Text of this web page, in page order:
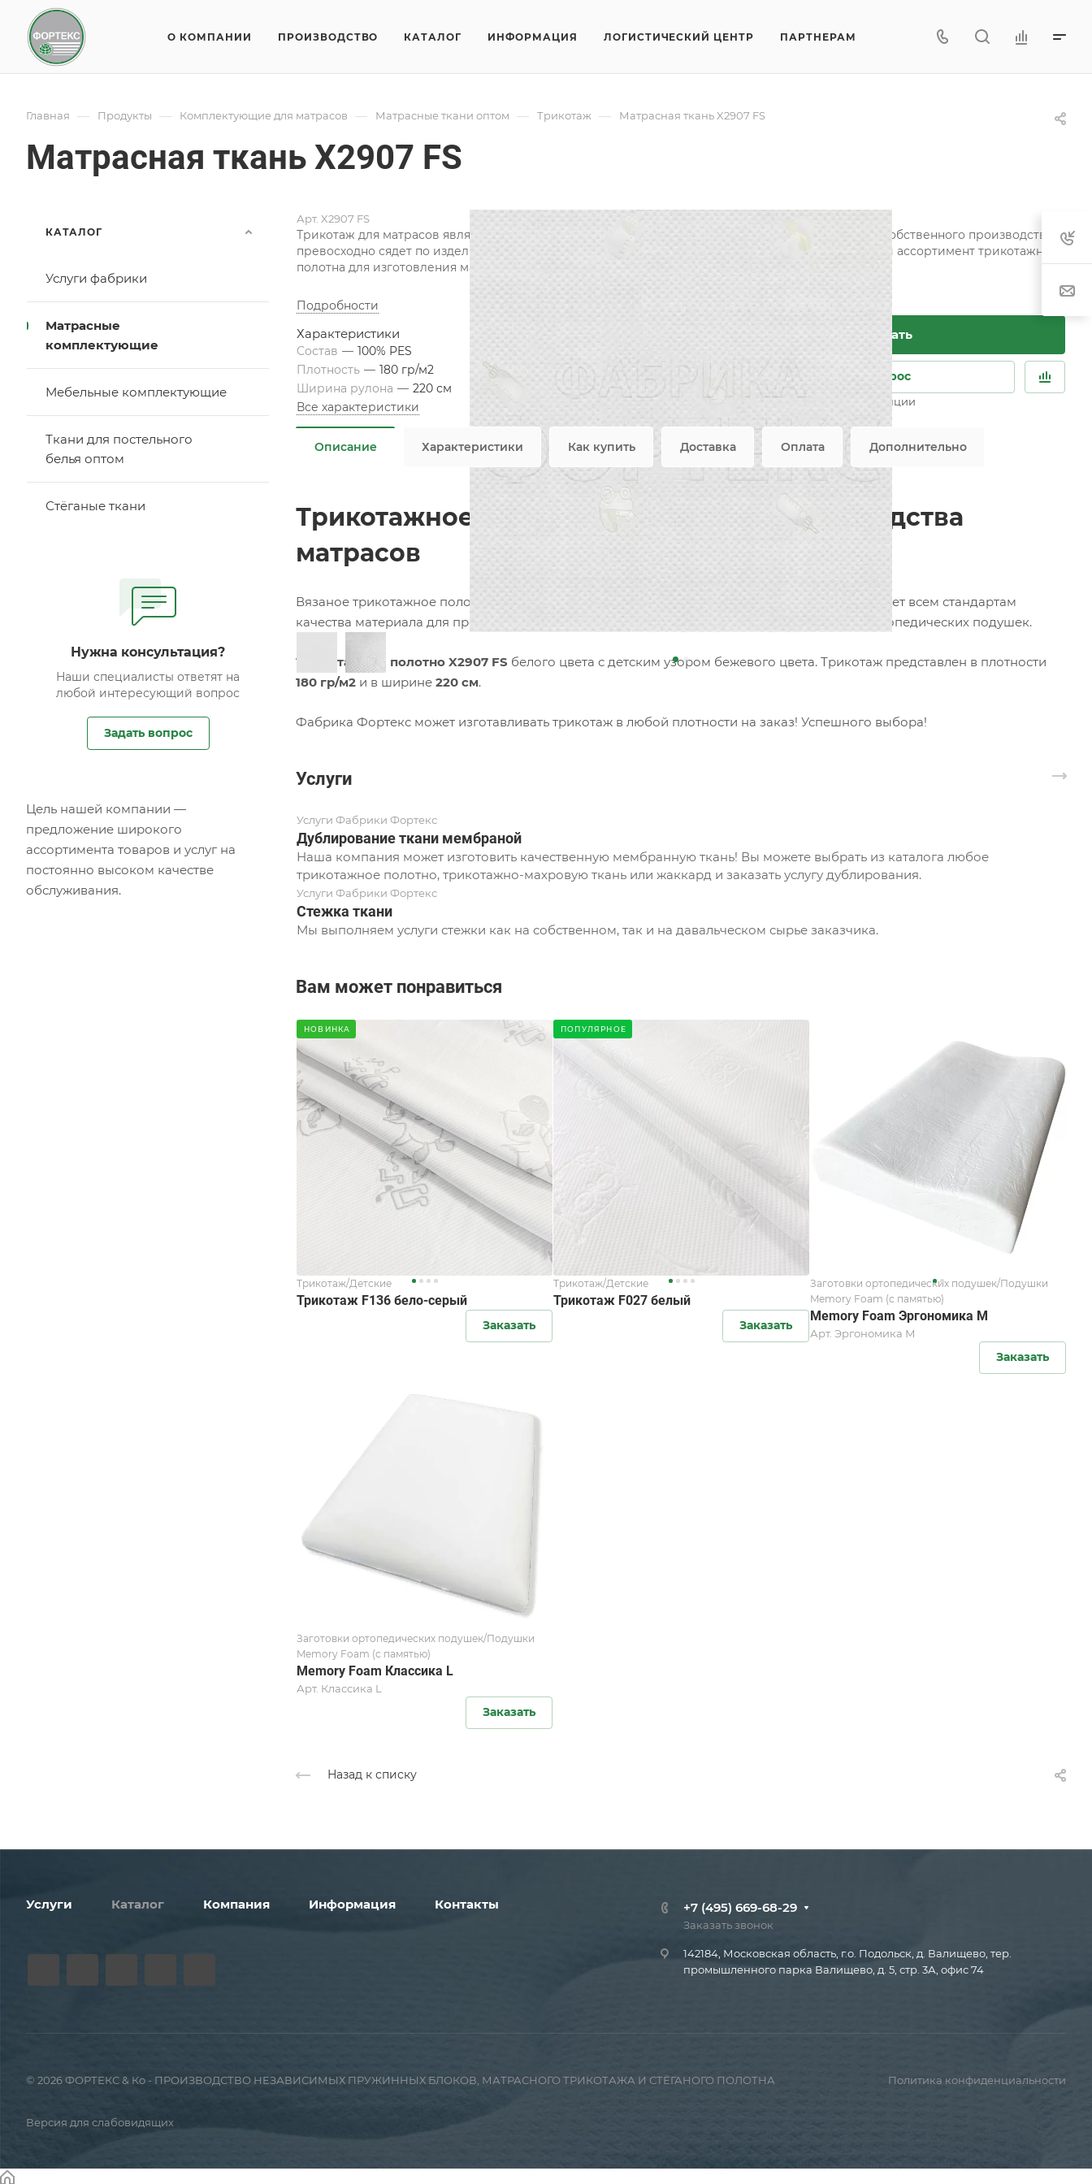
О КОМПАНИИ ПРОИЗВОДСТВО КАТАЛОГ ИНФОРМАЦИЯ ЛОГИСТИЧЕСКИЙ ЦЕНТР ПАРТНЕРАМ
Главная — Продукты — Комплектующие для матрасов — Матрасные ткани оптом — Трикотаж — Матрасная ткань X2907 FS
Матрасная ткань X2907 FS
Арт. X2907 FS
Трикотаж для матрасов является одним из лучших типов тканей для матрасов. Вязаное полотно собственного производства
превосходно сядет по изделию, повторяя все его изгибы. Фабрика Фортекс производит широкий ассортимент трикотажного
полотна для изготовления матрасов и пошива чехлов.
Подробности
Характеристики
Состав — 100% PES
Плотность — 180 гр/м2
Ширина рулона — 220 см
Все характеристики
Заказать
Задать вопрос
Возможны дополнительные опции
Не является публичной офертой
Описание Характеристики Как купить Доставка Оплата Дополнительно
Трикотажное полотно X2907 FS для производства
матрасов
Вязаное трикотажное полотно собственного производства – Фабрики Фортекс
, соответствует всем стандартам
качества материала для производства матрасов, защитных наматрасников и чехлов для ортопедических подушек.
Трикотажное полотно X2907 FS белого цвета с детским узором бежевого цвета. Трикотаж представлен в плотности
180 гр/м2 и в ширине 220 см.
Фабрика Фортекс может изготавливать трикотаж в любой плотности на заказ! Успешного выбора!
Услуги
Услуги Фабрики Фортекс
Дублирование ткани мембраной
Наша компания может изготовить качественную мембранную ткань! Вы можете выбрать из каталога любое
трикотажное полотно, трикотажно-махровую ткань или жаккард и заказать услугу дублирования.
Услуги Фабрики Фортекс
Стежка ткани
Мы выполняем услуги стежки как на собственном, так и на давальческом сырье заказчика.
Вам может понравиться
НОВИНКА
Трикотаж/Детские
Трикотаж F136 бело-серый
Заказать
ПОПУЛЯРНОЕ
Трикотаж/Детские
Трикотаж F027 белый
Заказать
Заготовки ортопедических подушек/Подушки
Memory Foam (с памятью)
Memory Foam Эргономика М
Арт. Эргономика М
Заказать
Заготовки ортопедических подушек/Подушки
Memory Foam (с памятью)
Memory Foam Классика L
Арт. Классика L
Заказать
Назад к списку
КАТАЛОГ
Услуги фабрики
Матрасные
комплектующие
Мебельные комплектующие
Ткани для постельного
белья оптом
Стёганые ткани
Нужна консультация?
Наши специалисты ответят на
любой интересующий вопрос
Задать вопрос
Цель нашей компании —
предложение широкого
ассортимента товаров и услуг на
постоянно высоком качестве
обслуживания.
Услуги Каталог Компания Информация Контакты +7 (495) 669-68-29
Заказать звонок
142184, Московская область, г.о. Подольск, д. Валищево, тер.
промышленного парка Валищево, д. 5, стр. 3А, офис 74
© 2026 ФОРТЕКС & Ко - ПРОИЗВОДСТВО НЕЗАВИСИМЫХ ПРУЖИННЫХ БЛОКОВ, МАТРАСНОГО ТРИКОТАЖА И СТЁГАНОГО ПОЛОТНА Политика конфиденциальности
Версия для слабовидящих